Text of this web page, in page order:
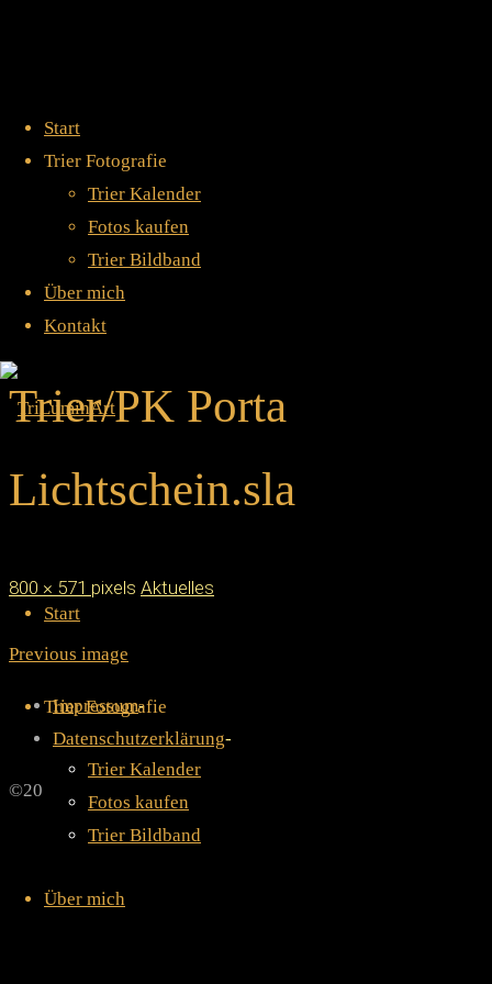
Start
Trier Fotografie
Trier Kalender
Fotos kaufen
Trier Bildband
Über mich
Kontakt
Skip
content
Start
Trier Fotografie
Trier Kalender
Fotos kaufen
Trier Bildband
Über mich
Lichtschein.sla
I:/Bildband
Master/Postkarten/PK
Trier/PK Porta
Lichtschein.sla
Full
size
800 × 571 pixels Aktuelles
Previous image
Impressum-
Datenschutzerklärung-
Back
©2019 TriLuminArt